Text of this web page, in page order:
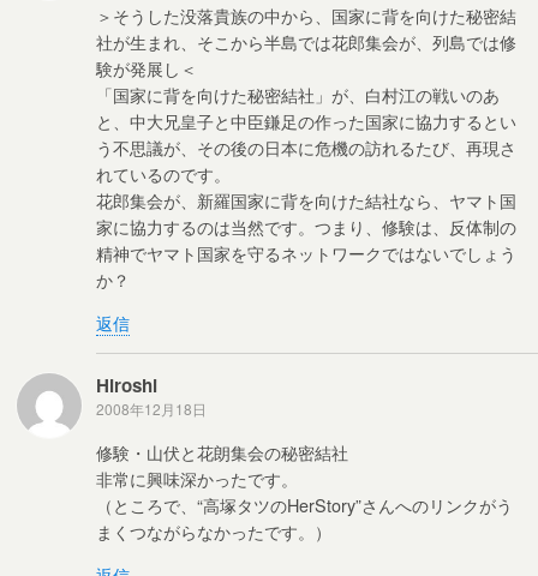
＞そうした没落貴族の中から、国家に背を向けた秘密結
社が生まれ、そこから半島では花郎集会が、列島では修
験が発展し＜
「国家に背を向けた秘密結社」が、白村江の戦いのあ
と、中大兄皇子と中臣鎌足の作った国家に協力するとい
う不思議が、その後の日本に危機の訪れるたび、再現さ
れているのです。
花郎集会が、新羅国家に背を向けた結社なら、ヤマト国
家に協力するのは当然です。つまり、修験は、反体制の
精神でヤマト国家を守るネットワークではないでしょう
か？
返信
Hiroshi
2008年12月18日
修験・山伏と花朗集会の秘密結社
非常に興味深かったです。
（ところで、“高塚タツのHerStory”さんへのリンクがう
まくつながらなかったです。）